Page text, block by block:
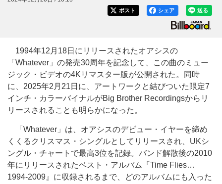
送る
シェア
ポスト
1994年12月18日にリリースされたオアシスの
「Whatever」の発売30周年を記念して、この曲のミュー
ジック・ビデオの4Kリマスター版が公開された。同時
に、2025年2月21日に、アートワークと結びついた限定7
インチ・カラーバイナルがBig Brother Recordingsからリ
リースされることも明らかになった。
「Whatever」は、オアシスのデビュー・イヤーを締め
くくるクリスマス・シングルとしてリリースされ、UKシ
ングル・チャートで最高3位を記録。バンド解散後の2010
年にリリースされたベスト・アルバム『Time Flies…
1994-2009』に収録されるまで、どのアルバムにも入った